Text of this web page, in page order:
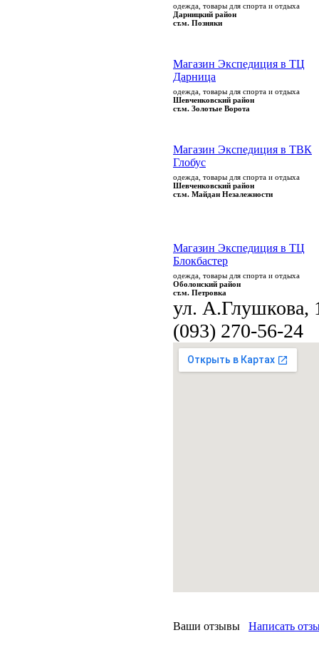
одежда, товары для спорта и отдыха
Дарницкий район
ст.м. Позняки
Магазин Экспедиция в ТЦ
Дарница
одежда, товары для спорта и отдыха
Шевченковский район
ст.м. Золотые Ворота
Магазин Экспедиция в ТВК
Глобус
одежда, товары для спорта и отдыха
Шевченковский район
ст.м. Майдан Незалежности
Магазин Экспедиция в ТЦ
Блокбастер
одежда, товары для спорта и отдыха
Оболонский район
ст.м. Петровка
ул. А.Глушкова,
(093) 270-56-24
Ваши отзывы Написать